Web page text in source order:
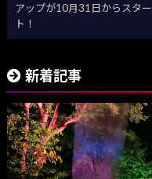
アップが10月31日からスター
ト！
新着記事